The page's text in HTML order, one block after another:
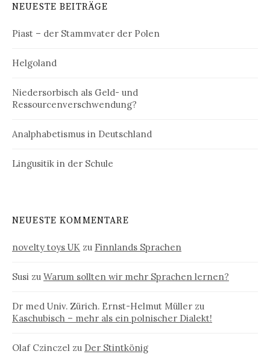
NEUESTE BEITRÄGE
Piast – der Stammvater der Polen
Helgoland
Niedersorbisch als Geld- und
Ressourcenverschwendung?
Analphabetismus in Deutschland
Lingusitik in der Schule
NEUESTE KOMMENTARE
novelty toys UK zu Finnlands Sprachen
Susi zu Warum sollten wir mehr Sprachen lernen?
Dr med Univ. Zürich. Ernst-Helmut Müller zu
Kaschubisch – mehr als ein polnischer Dialekt!
Olaf Czinczel zu Der Stintkönig